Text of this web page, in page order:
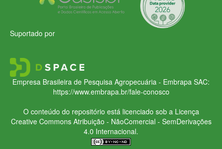
Suportado por
Empresa Brasileira de Pesquisa Agropecuária - Embrapa SAC:
https://www.embrapa.br/fale-conosco
O conteúdo do repositório está licenciado sob a Licença
Creative CommonsAtribuição - NãoComercial - SemDerivações
4.0 Internacional.